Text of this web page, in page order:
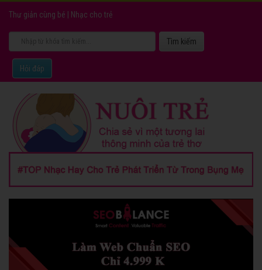
Thư giản cùng bé Nhạc cho trẻ
Hỏi đáp